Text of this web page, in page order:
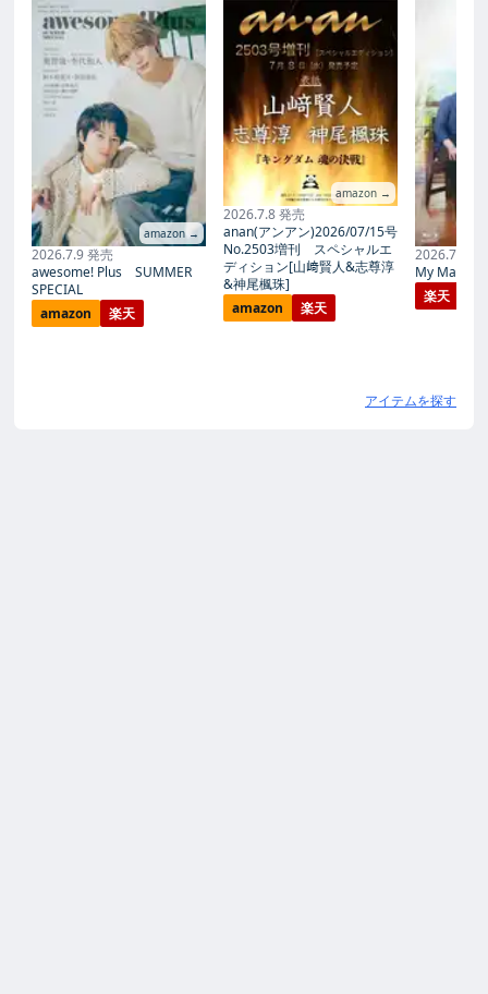
amazon →
2026.7.9 発売
awesome! Plus SUMMER
SPECIAL
amazon
楽天
amazon →
2026.7.8 発売
anan(アンアン)2026/07/15号
No.2503増刊 スペシャルエ
ディション[山﨑賢人&志尊淳
&神尾楓珠]
amazon
楽天
2026.7.27
My Magic
楽天
アイテムを探す